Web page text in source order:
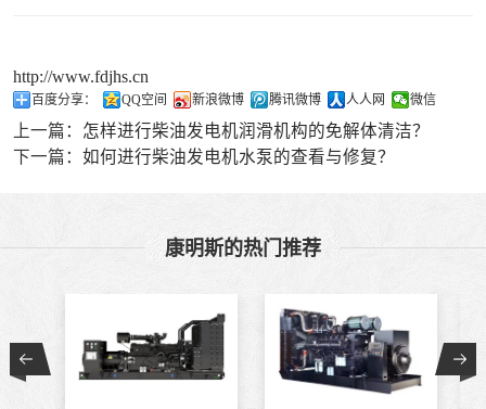
http://www.fdjhs.cn
百度分享： QQ空间 新浪微博 腾讯微博 人人网 微信
上一篇： 怎样进行柴油发电机润滑机构的免解体清洁？
下一篇： 如何进行柴油发电机水泵的查看与修复？
康明斯的热门推荐